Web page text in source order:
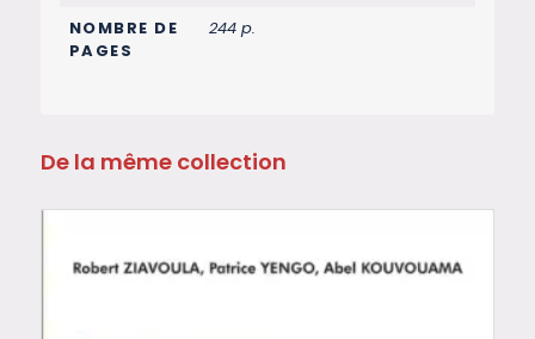
NOMBRE DE
PAGES
244 p.
De la même collection